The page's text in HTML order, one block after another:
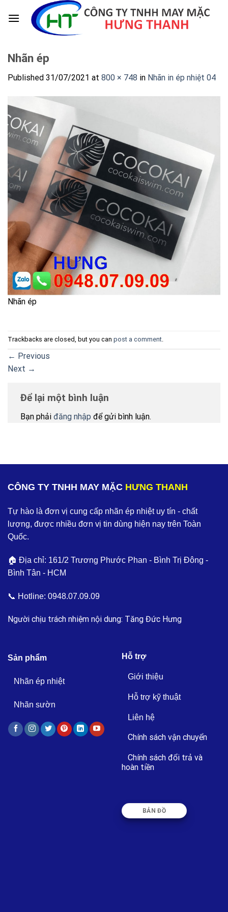
Nhãn ép
Published 31/07/2021 at 800 × 748 in Nhãn in ép nhiệt 04
Nhãn ép
Trackbacks are closed, but you can post a comment.
← Previous
Next →
Để lại một bình luận
Bạn phải đăng nhập để gửi bình luận.
CÔNG TY TNHH MAY MẶC HƯNG THANH
Tự hào là đơn vị cung cấp nhãn ép nhiệt uy tín - chất
lượng, được nhiều đơn vị tin dùng hiện nay trên Toàn
Quốc.
🏠 Địa chỉ: 161/2 Trương Phước Phan - Bình Trị Đông -
Bình Tân - HCM
📞 Hotline: 0948.07.09.09
Người chịu trách nhiệm nội dung: Tăng Đức Hưng
Sản phẩm
Nhãn ép nhiệt
Nhãn sườn
Hỗ trợ
Giới thiệu
Hỗ trợ kỹ thuật
Liên hệ
Chính sách vận chuyển
Chính sách đổi trả và
hoàn tiền
BẢN ĐỒ